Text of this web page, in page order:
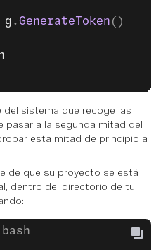
g .GenerateToken ()
sistema que recoge las
pasar a la segunda mitad del
esta mitad de principio a
de que su proyecto se está
dentro del directorio de tu